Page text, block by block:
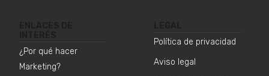
¿Por qué hacer
Marketing?
Política de privacidad
Aviso legal